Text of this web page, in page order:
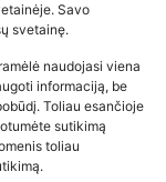
Savo
svetainę.
naudojasi viena
informaciją, be
Toliau esančioje
sutikimą
toliau